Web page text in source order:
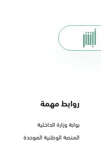
روابط مهمة
بوابة وزارة الداخلية
المنصة الوطنية الموحدة